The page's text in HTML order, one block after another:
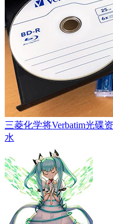
三菱化学将Verbatim光碟
水